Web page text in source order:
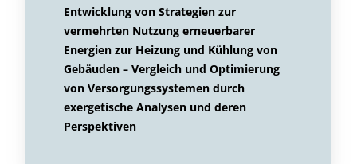
Entwicklung von Strategien zur
vermehrten Nutzung erneuerbarer
Energien zur Heizung und Kühlung von
Gebäuden – Vergleich und Optimierung
von Versorgungssystemen durch
exergetische Analysen und deren
Perspektiven